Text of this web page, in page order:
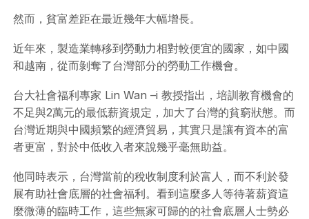
然而，貧富差距在最近幾年大幅增長。
近年來，製造業轉移到勞動力相對較便宜的國家，如中國
和越南，從而剝奪了台灣部分的勞動工作機會。
台大社會福利專家 Lin Wan –i 教授指出，培訓教育機會的
不足與2萬元的最低薪資規定，加大了台灣的貧窮狀態。而
台灣近期與中國頻繁的經濟貿易，其實只是讓有資本的富
者更富，對於中低收入者來說幾乎毫無助益。
他同時表示，台灣當前的稅收制度利於富人，而不利於發
展有助社會底層的社會福利。看到這麼多人等待著薪資這
麼微薄的臨時工作，這些無家可歸的的社會底層人士勢必